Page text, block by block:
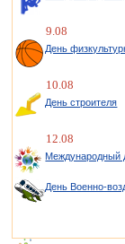
9.08
День
10.08
День строителя
12.08
Международный
День Военно-